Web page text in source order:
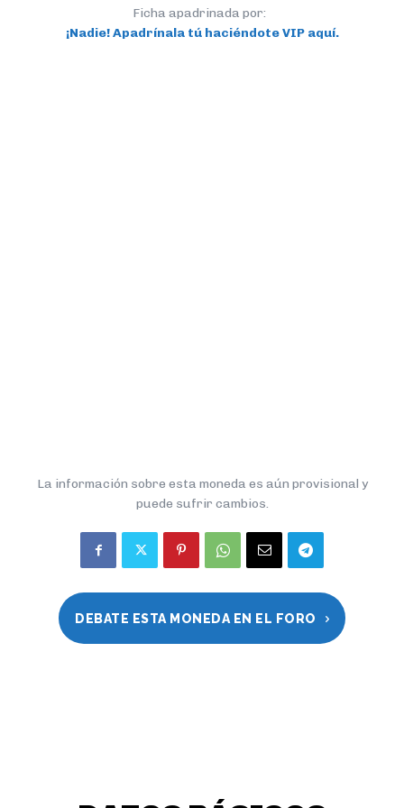
Ficha apadrinada por:
¡Nadie! Apadrínala tú haciéndote VIP aquí.
La información sobre esta moneda es aún provisional y
puede sufrir cambios.
DEBATE ESTA MONEDA EN EL FORO